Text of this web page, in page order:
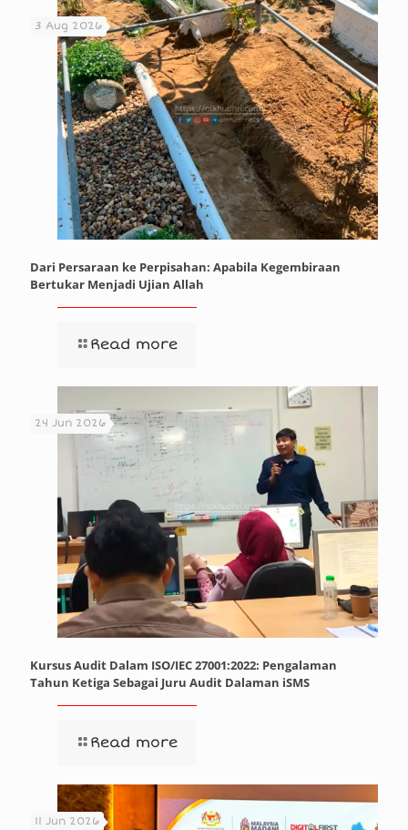
3 Aug 2026
Dari Persaraan ke Perpisahan: Apabila Kegembiraan
Bertukar Menjadi Ujian Allah
Read more
24 Jun 2026
Kursus Audit Dalam ISO/IEC 27001:2022: Pengalaman
Tahun Ketiga Sebagai Juru Audit Dalaman iSMS
Read more
11 Jun 2026